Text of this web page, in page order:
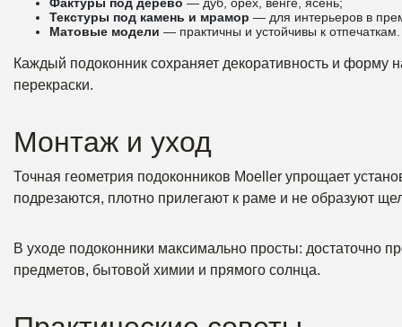
Текстуры под камень и мрамор — для интерьеров в
Матовые модели — практичны и устойчивы к отпечаткам.
Каждый подоконник сохраняет декоративность и форму
перекраски.
Монтаж и уход
Точная геометрия подоконников Moeller упрощает
подрезаются, плотно прилегают к раме и не образуют
В уходе подоконники максимально просты: достаточно
предметов, бытовой химии и прямого солнца.